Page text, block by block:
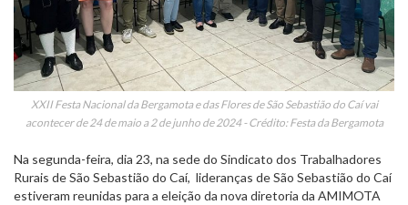
XXII Festa Nacional da Bergamota e das Flores de São Sebastião do Caí vai
acontecer de 24 de maio a 2 de junho de 2024 - Crédito: Festa da Bergamota
Na segunda-feira, dia 23, na sede do Sindicato dos Trabalhadores
Rurais de São Sebastião do Caí, lideranças de São Sebastião do Caí
estiveram reunidas para a eleição da nova diretoria da AMIMOTA